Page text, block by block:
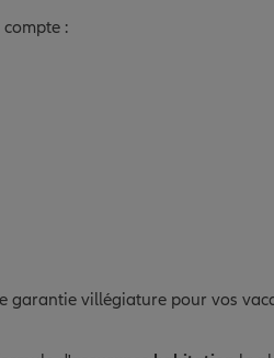
:
garantie villégiature pour vos